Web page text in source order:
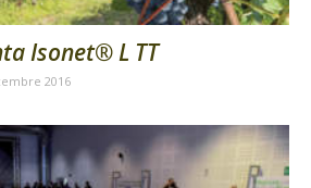
Isonet® L TT
2016